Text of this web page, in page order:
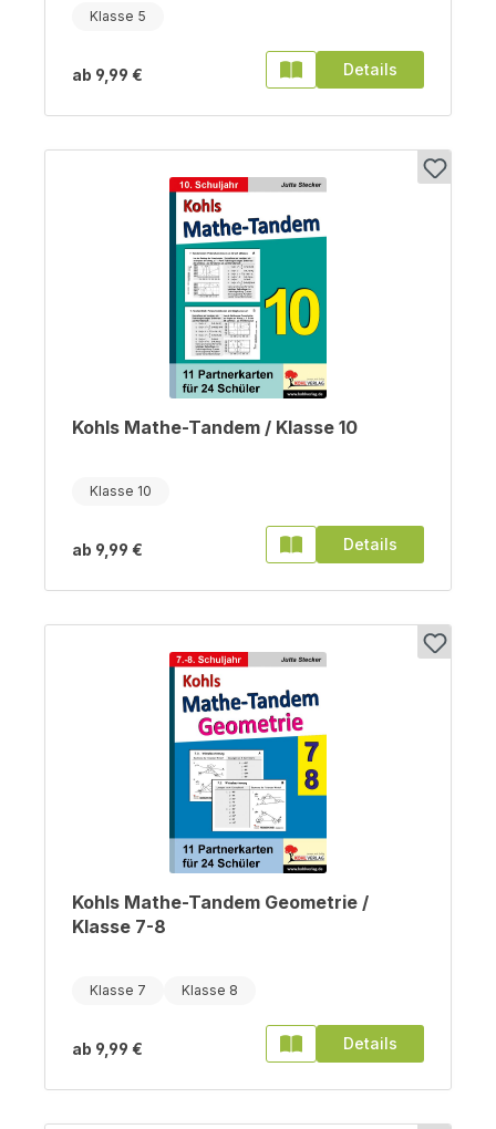
Klasse 5
ab 9,99 € Details
Kohls Mathe-Tandem / Klasse 10
Klasse 10
ab 9,99 € Details
Kohls Mathe-Tandem Geometrie /
Klasse 7-8
Klasse 7 Klasse 8
ab 9,99 € Details